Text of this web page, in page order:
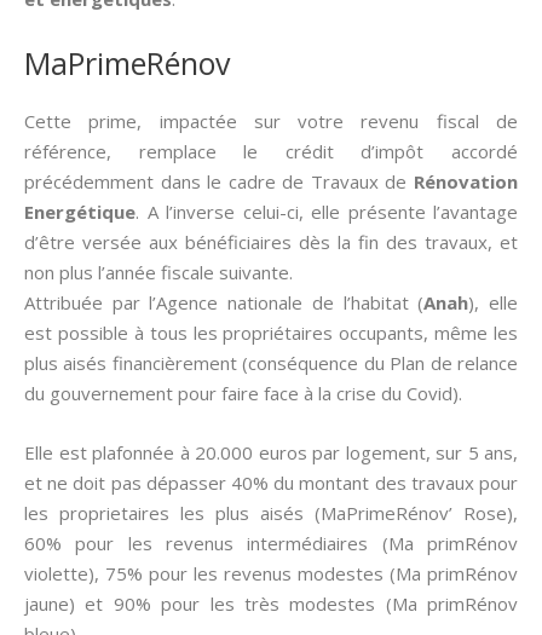
MaPrimeRénov
Cette prime, impactée sur votre revenu fiscal de
référence, remplace le crédit d’impôt accordé
précédemment dans le cadre de Travaux de Rénovation
Energétique. A l’inverse celui-ci, elle présente l’avantage
d’être versée aux bénéficiaires dès la fin des travaux, et
non plus l’année fiscale suivante.
Attribuée par l’Agence nationale de l’habitat (Anah), elle
est possible à tous les propriétaires occupants, même les
plus aisés financièrement (conséquence du Plan de relance
du gouvernement pour faire face à la crise du Covid).
Elle est plafonnée à 20.000 euros par logement, sur 5 ans,
et ne doit pas dépasser 40% du montant des travaux pour
les proprietaires les plus aisés (MaPrimeRénov’ Rose),
60% pour les revenus intermédiaires (Ma primRénov
violette), 75% pour les revenus modestes (Ma primRénov
jaune) et 90% pour les très modestes (Ma primRénov